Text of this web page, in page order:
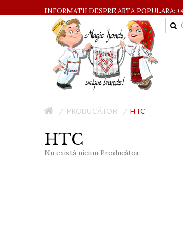
INFORMATII DESPRE ARTA POPULARA:
PRODUCĂTOR HTC
HTC
Nu există niciun Producător.